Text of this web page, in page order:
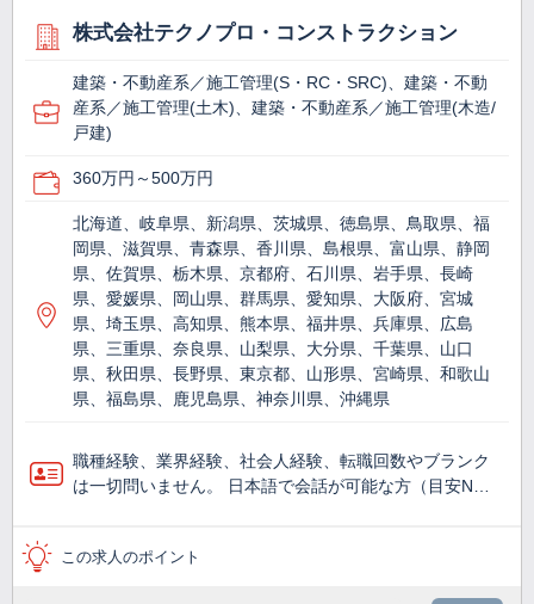
株式会社テクノプロ・コンストラクション
建築・不動産系／施工管理(S・RC・SRC)、建築・不動
産系／施工管理(土木)、建築・不動産系／施工管理(木造/
戸建)
360万円～500万円
北海道、岐阜県、新潟県、茨城県、徳島県、鳥取県、福
岡県、滋賀県、青森県、香川県、島根県、富山県、静岡
県、佐賀県、栃木県、京都府、石川県、岩手県、長崎
県、愛媛県、岡山県、群馬県、愛知県、大阪府、宮城
県、埼玉県、高知県、熊本県、福井県、兵庫県、広島
県、三重県、奈良県、山梨県、大分県、千葉県、山口
県、秋田県、長野県、東京都、山形県、宮崎県、和歌山
県、福島県、鹿児島県、神奈川県、沖縄県
職種経験、業界経験、社会人経験、転職回数やブランク
は一切問いません。 日本語で会話が可能な方（目安N…
この求人のポイント